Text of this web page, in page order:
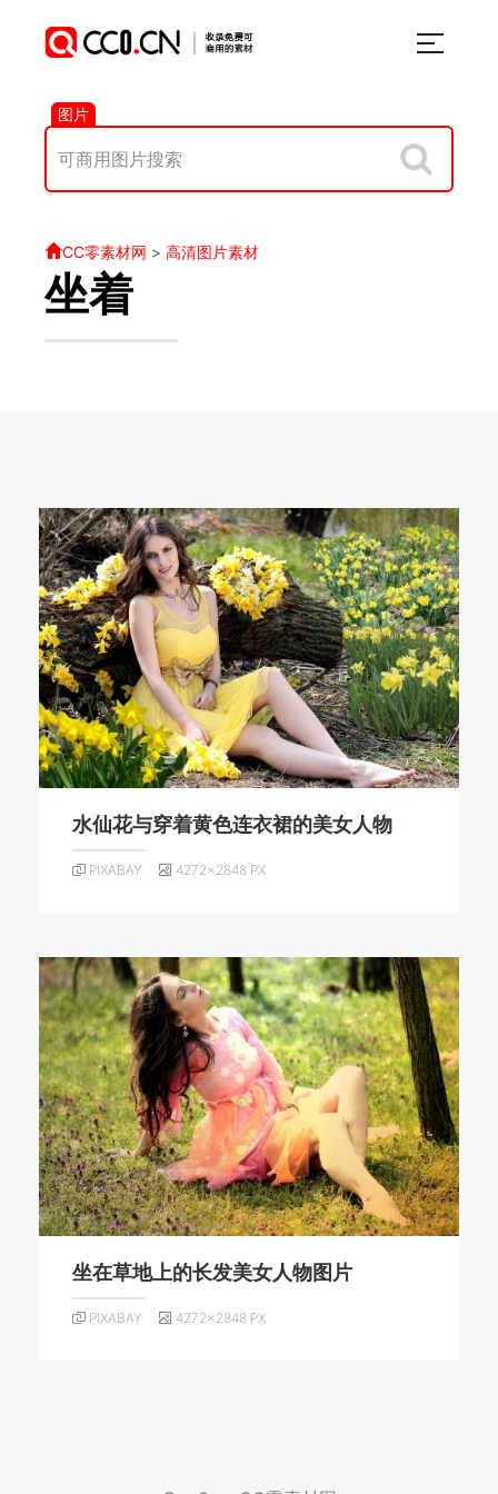
图片
CC零素材网 > 高清图片素材
坐着
水仙花与穿着黄色连衣裙的美女人物
PIXABAY 4272×2848 PX
坐在草地上的长发美女人物图片
PIXABAY 4272×2848 PX